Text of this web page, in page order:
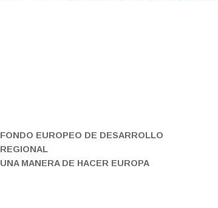
FONDO EUROPEO DE DESARROLLO
REGIONAL
UNA MANERA DE HACER EUROPA